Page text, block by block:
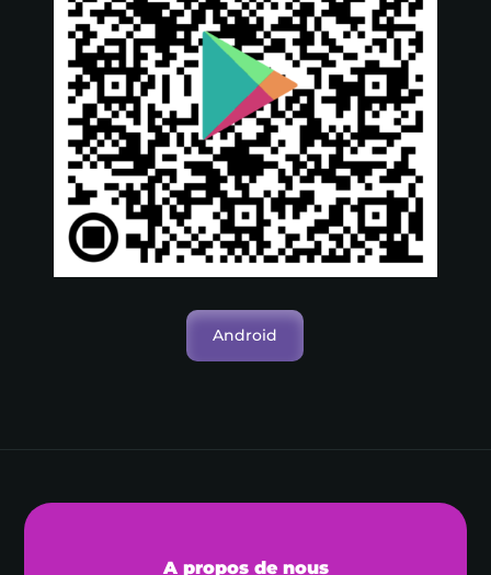
Android
A propos de nous